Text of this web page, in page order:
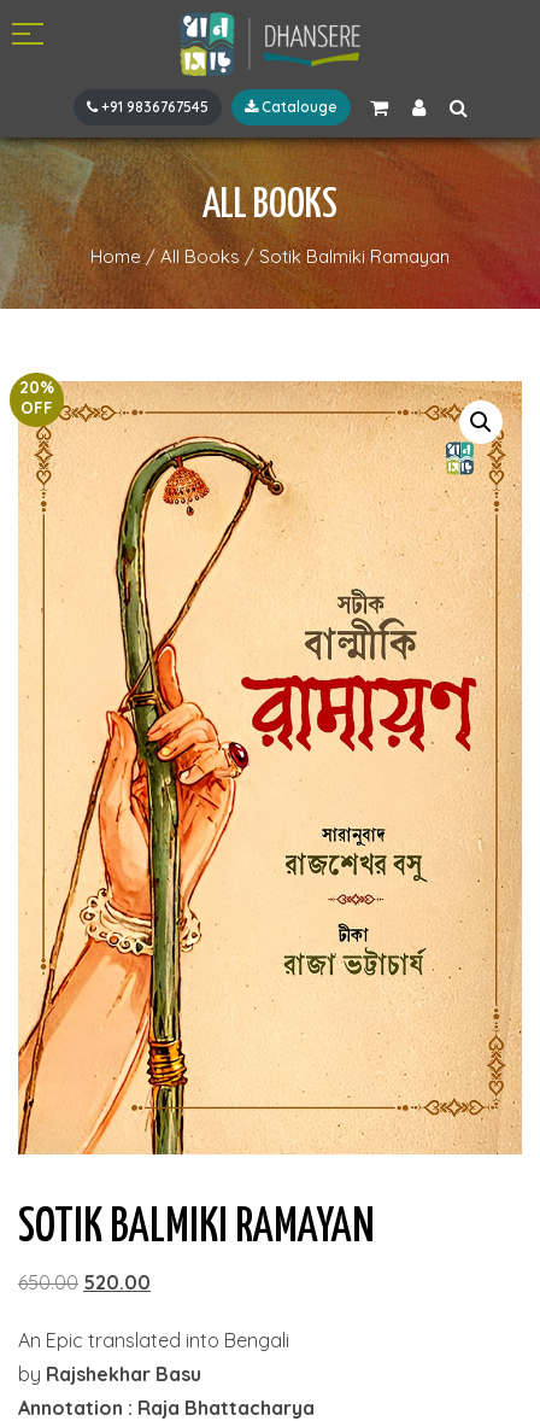
+91 9836767545 Catalouge
ALL BOOKS
Home/All Books / Sotik Balmiki Ramayan
20%
OFF
SOTIK BALMIKI RAMAYAN
650.00 Original
was:
₹650.00.
520.00
is:
₹520.00.
An Epic translated into Bengali
by Rajshekhar Basu
Annotation : Raja Bhattacharya